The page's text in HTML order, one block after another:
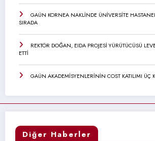
GAÜN KORNEA NAKLİNDE ÜNİVERSİTE
SIRADA
REKTÖR DOĞAN, EIDA PROJESİ YÜRÜTÜCÜSÜ
ETTİ
GAÜN AKADEMİSYENLERİNİN COST KATILIMI ÜÇ
Diğer Haberler